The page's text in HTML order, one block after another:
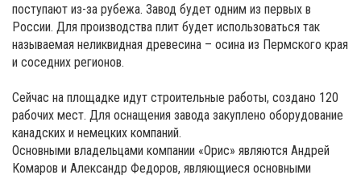
поступают из-за рубежа. Завод будет одним из первых в
России. Для производства плит будет использоваться так
называемая неликвидная древесина – осина из Пермского края
и соседних регионов.
Сейчас на площадке идут строительные работы, создано 120
рабочих мест. Для оснащения завода закуплено оборудование
канадских и немецких компаний.
Основными владельцами компании «Орис» являются Андрей
Комаров и Александр Федоров, являющиеся основными